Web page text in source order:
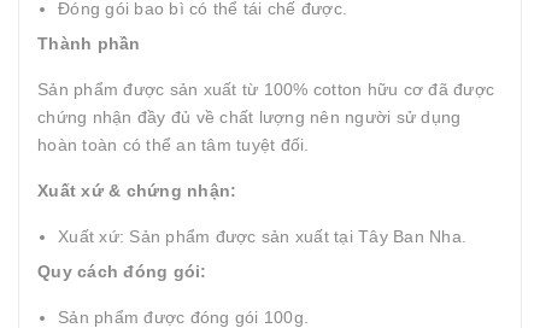
Đóng gói bao bì có thể tái chế được.
Thành phần
Sản phẩm được sản xuất từ 100% cotton hữu cơ đã được
chứng nhận đầy đủ về chất lượng nên người sử dụng
hoàn toàn có thể an tâm tuyệt đối.
Xuất xứ & chứng nhận:
Xuất xứ: Sản phẩm được sản xuất tại Tây Ban Nha.
Quy cách đóng gói:
Sản phẩm được đóng gói 100g.